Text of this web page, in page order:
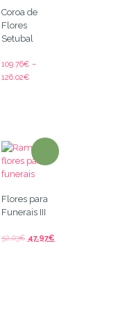
Coroa de
Flores
Setubal
109.76€ –
126.02€
Flores para
Funerais III
52.03€ 47.97€